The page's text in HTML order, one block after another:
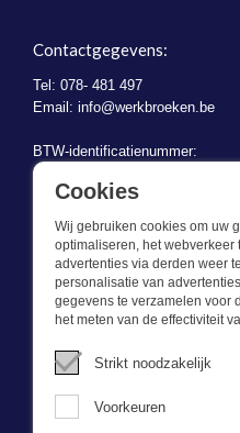
Contactgegevens:
Tel: 078- 481 497
Email: info@werkbroeken.be
BTW-identificatienummer:
BE 0721.730.280
Wat we doen
Deze webshop is onderdeel van
sinds 1983 bedrijfskleding aan
We hebben een eigen winkel/
bieden we kwalitatief goede en
Cookies
Wij gebruiken cookies om uw
optimaliseren, het webverkeer
advertenties via derden weer
personalisatie van
gegevens te verzamelen voor
het meten van de effectiviteit
Strikt noodzakelijk
Voorkeuren